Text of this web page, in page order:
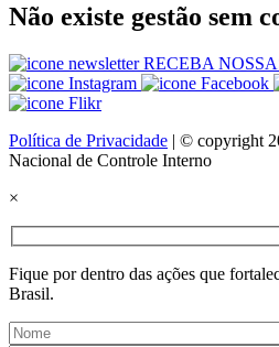
Não existe gestão sem
RECEBA
Política de Privacidade | © copyright
Nacional de Controle Interno
×
Fique por dentro das ações que
Brasil.